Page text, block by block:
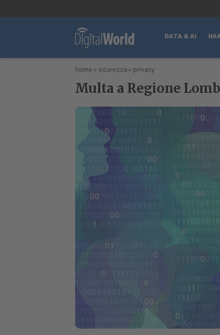
DATA & AI
home » sicurezza » privacy
Multa a Regione